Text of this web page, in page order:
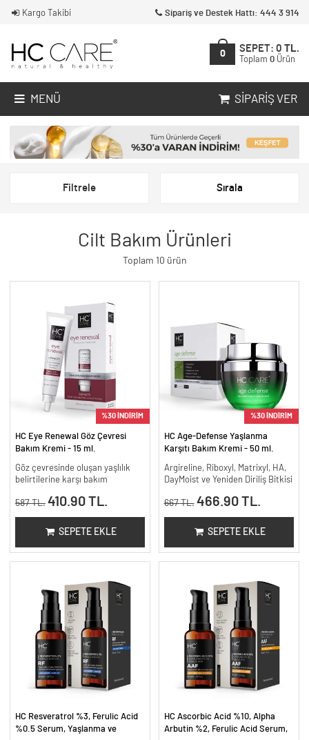
Kargo Takibi Sipariş ve Destek Hattı: 444 3 914
0
SEPET: 0 TL.
Toplam 0 Ürün
MENÜ SIPARIŞ VER
Filtrele Sırala
Cilt Bakım Ürünleri
Toplam 10 ürün
%30 İNDİRİM
HC Eye Renewal Göz Çevresi
Bakım Kremi - 15 ml.
Göz çevresinde oluşan yaşlılık
belirtilerine karşı bakım
587 TL. 410.90 TL.
SEPETE EKLE
%30 İNDİRİM
HC Age-Defense Yaşlanma
Karşıtı Bakım Kremi - 50 ml.
Argireline, Riboxyl, Matrixyl, HA,
DayMoist ve Yeniden Diriliş Bitkisi
667 TL. 466.90 TL.
SEPETE EKLE
HC Resveratrol %3, Ferulic Acid
%0.5 Serum, Yaşlanma ve
HC Ascorbic Acid %10, Alpha
Arbutin %2, Ferulic Acid Serum,